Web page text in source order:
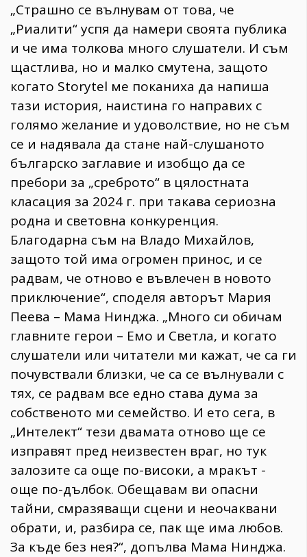
„Страшно се вълнувам от това, че
„Риалити“ успя да намери своята публика
и че има толкова много слушатели. И съм
щастлива, но и малко смутена, защото
когато Storytel ме поканиха да напиша
тази история, наистина го направих с
голямо желание и удоволствие, но не съм
се и надявала да стане най-слушаното
българско заглавие и изобщо да се
пребори за „среброто“ в цялостната
класация за 2024 г. при такава сериозна
родна и световна конкуренция.
Благодарна съм на Владо Михайлов,
защото той има огромен принос, и се
радвам, че отново е въвлечен в новото
приключение“, споделя авторът Мария
Пеева – Мама Нинджа. „Много си обичам
главните герои – Емо и Светла, и когато
слушатели или читатели ми кажат, че са ги
почувствали близки, че са се вълнували с
тях, се радвам все едно става дума за
собственото ми семейство. И ето сега, в
„Интелект“ тези двамата отново ще се
изправят пред неизвестен враг, но тук
залозите са още по-високи, а мракът -
още по-дълбок. Обещавам ви опасни
тайни, смразяващи сцени и неочаквани
обрати, и, разбира се, пак ще има любов.
За къде без нея?“, допълва Мама Нинджа.